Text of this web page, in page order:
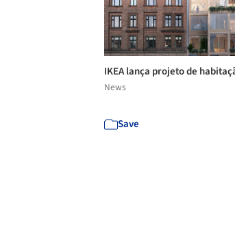
IKEA lança projeto de
News
Save